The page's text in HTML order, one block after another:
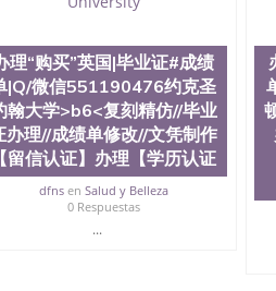
、医学、护理、文学、音乐、生物
、英语、社会科学、心理学、戏剧
专业 1、客户提供相关材料，确定
3、留服注册申请账号，付定金；
待结果，完成结果书留服直接邮寄
成绩单所使用的材料，尺寸大小，
银复合重叠。 文字图案浮雕，激
广大海外客户群体的认可，同时和
证，成绩单，资格证，学生卡，结
间掌握的海外学历文凭的样版，尺
到客户的需求。 我们的优势： 我们
为您倾情诠释什么是高性价比。 咨
理“购买”英国|毕业证#成绩
|Q/微信551190476约克圣
翰大学>b6<复刻精仿//毕业
办理//成绩单修改//文凭制作
【留信认证】办理【学历认证
dfnsen Salud y Belleza
0 Respuestas
...